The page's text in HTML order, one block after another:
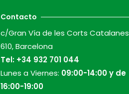
Contacto
c/Gran Vía de les Corts Catalanes
610, Barcelona
Tel: +34 932 701 044
Lunes a Viernes: 09:00-14:00 y de
16:00-19:00